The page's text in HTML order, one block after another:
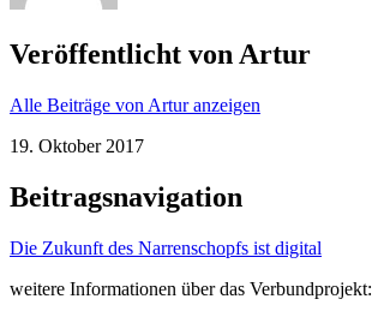
Veröffentlicht von Artur
Alle Beiträge von Artur anzeigen
19. Oktober 2017
Beitragsnavigation
Die Zukunft des Narrenschopfs ist digital
weitere Informationen über das Verbundprojekt: